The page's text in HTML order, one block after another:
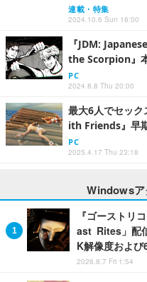
連載・特集
2024.10.6 Sun 16:00
『JDM:
the Scorpion』
PC
2024.8.8 Thu 20:00
最大6人でセッ
ith Friends』早
PC
2025.4.17 Thu 23:18
Windowsア
『ゴーストリ
ast Rites」配
K解像度およ
2026.8.7 Fri 1:54